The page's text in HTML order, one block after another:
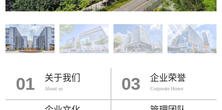
01 关于我们
About us 03 企业荣誉
Corporate Honor